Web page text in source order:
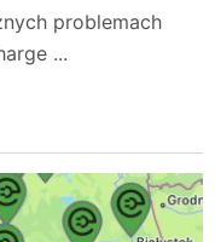
problemach
...